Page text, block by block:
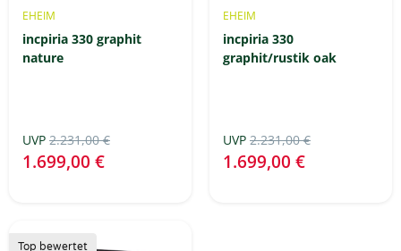
EHEIM
incpiria 330 graphit
nature
UVP 2.231,00 €
1.699,00 €
EHEIM
incpiria 330
graphit/rustik oak
UVP 2.231,00 €
1.699,00 €
Top bewertet